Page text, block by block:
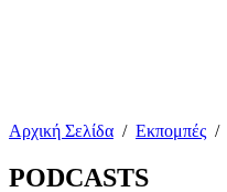
Αρχική Σελίδα / Εκπομπές /
PODCASTS